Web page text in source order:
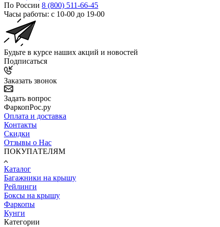
По России 8 (800) 511-66-45
Часы работы: с 10-00 до 19-00
Будьте в курсе наших акций и новостей
Подписаться
Заказать звонок
Задать вопрос
ФаркопРос.ру
Оплата и доставка
Контакты
Скидки
Отзывы о Нас
ПОКУПАТЕЛЯМ
Каталог
Багажники на крышу
Рейлинги
Боксы на крышу
Фаркопы
Кунги
Категории